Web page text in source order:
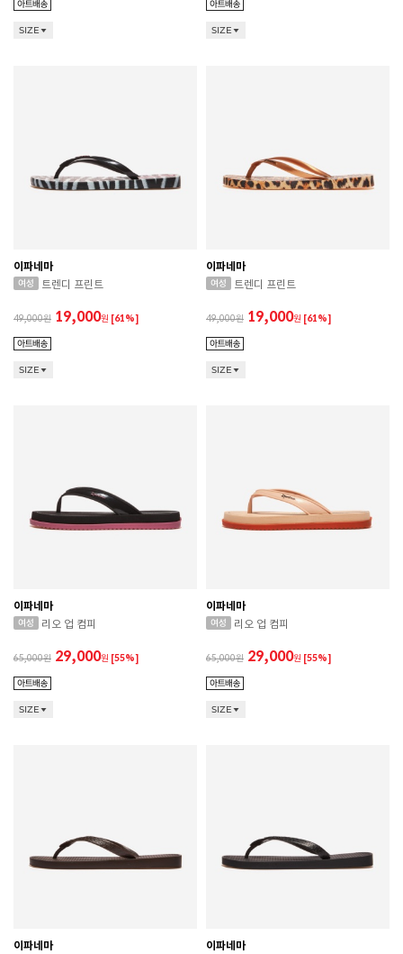
SIZE SIZE
이파네마
트렌디 프린트
49,000 19,000원 [61%]
SIZE
이파네마
트렌디 프린트
49,000 19,000원 [61%]
SIZE
이파네마
리오 업 컴피
65,000 29,000원 [55%]
SIZE
이파네마
리오 업 컴피
65,000 29,000원 [55%]
SIZE
이파네마
이파네마